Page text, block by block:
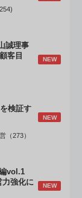
誠理事
客目
NEW
検証す
NEW
（273）
編vol.1
力強化に
NEW